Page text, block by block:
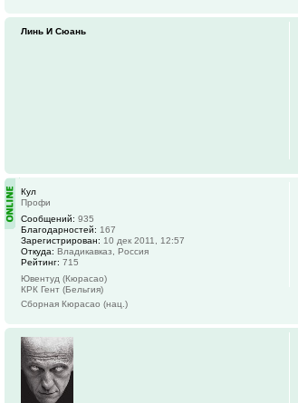
Линь И Сюань
Кул
Профи
Сообщений: 935
Благодарностей: 167
Зарегистрирован: 10 дек 2011, 12:57
Откуда: Владикавказ, Россия
Рейтинг: 715
Ювентуд (Кюрасао)
КРК Гент (Бельгия)
Сборная Кюрасао (нац.)